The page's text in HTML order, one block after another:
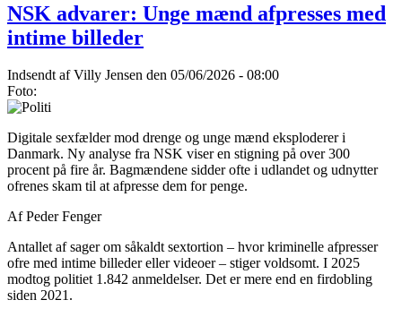
NSK advarer: Unge mænd afpresses med
intime billeder
Indsendt afVilly Jensen den 05/06/2026 - 08:00
Foto:
Digitale sexfælder mod drenge og unge mænd eksploderer i
Danmark. Ny analyse fra NSK viser en stigning på over 300
procent på fire år. Bagmændene sidder ofte i udlandet og udnytter
ofrenes skam til at afpresse dem for penge.
Af Peder Fenger
Antallet af sager om såkaldt sextortion – hvor kriminelle afpresser
ofre med intime billeder eller videoer – stiger voldsomt. I 2025
modtog politiet 1.842 anmeldelser. Det er mere end en firdobling
siden 2021.